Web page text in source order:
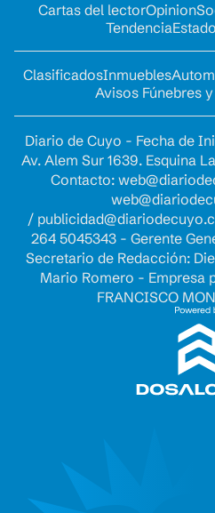
Cartas del lectorOpinion
Tendencia
ClasificadosInmuebles
Avisos Fúnebres
Diario de Cuyo - Fecha de
Av. Alem Sur 1639. Esquina
Contacto:
/
264 5045343 - Gerente
Secretario de Redacción:
Mario Romero - Empresa
FRANCISCO